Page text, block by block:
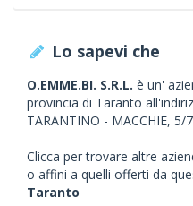
Lo sapevi che
O.EMME.BI. S.R.L. è un'
provincia di Taranto
TARANTINO - MACCHIE,
Clicca per trovare altre
o affini a quelli offerti da
Taranto